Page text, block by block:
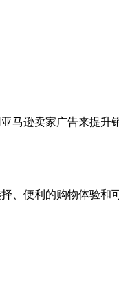
马逊卖家广告来提升
、便利的购物体验和